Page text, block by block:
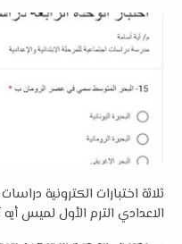
ثلاثة اختبارات الكترونية
الاعدادي الترم الأول لميس